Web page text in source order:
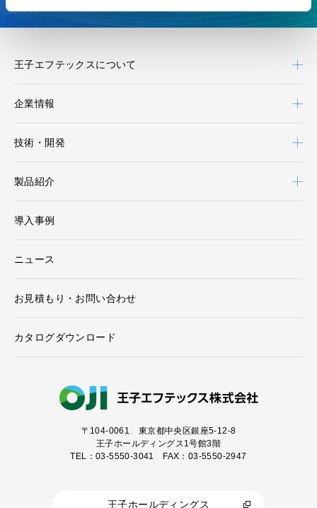
〒104-0061 東京都中央区銀座5-12-8
王子ホールディングス1号館3階
TEL：03-5550-3041 FAX：03-5550-2947
王子ホールディングス
王子エフテックスについて
企業情報
技術・開発
製品紹介
導入事例
ニュース
お見積もり・お問い合わせ
カタログダウンロード